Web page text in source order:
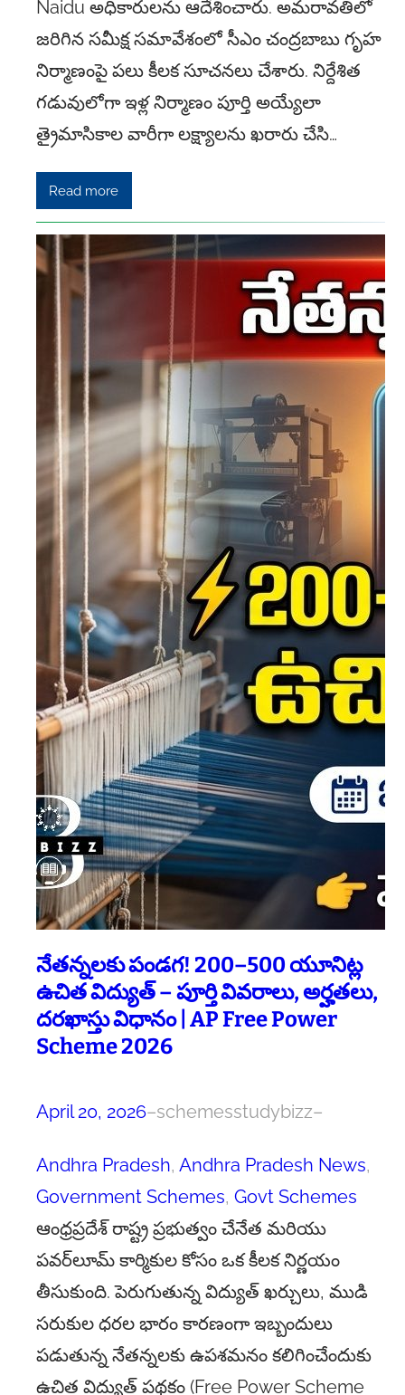
Naidu అధికారులను ఆదేశించారు. అమరావతిలో
జరిగిన సమీక్ష సమావేశంలో సీఎం చంద్రబాబు గృహ
నిర్మాణంపై పలు కీలక సూచనలు చేశారు. నిర్దేశిత
గడువులోగా ఇళ్ల నిర్మాణం పూర్తి అయ్యేలా
త్రైమాసికాల వారీగా లక్ష్యాలను ఖరారు చేసి…
Read more
నేతన్నలకు పండగ! 200–500 యూనిట్ల
ఉచిత విద్యుత్ – పూర్తి వివరాలు, అర్హతలు,
దరఖాస్తు విధానం | AP Free Power
Scheme 2026
April 20, 2026–schemesstudybizz–
Andhra Pradesh, Andhra Pradesh News
Government Schemes, Govt Schemes
ఆంధ్రప్రదేశ్ రాష్ట్ర ప్రభుత్వం చేనేత మరియు
పవర్‌లూమ్ కార్మికుల కోసం ఒక కీలక నిర్ణయం
తీసుకుంది. పెరుగుతున్న విద్యుత్ ఖర్చులు, ముడి
సరుకుల ధరల భారం కారణంగా ఇబ్బందులు
పడుతున్న నేతన్నలకు ఉపశమనం కలిగించేందుకు
ఉచిత విద్యుత్ పథకం (Free Power Scheme